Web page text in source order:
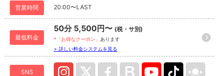
営業時間 20:00〜LAST
最低料金
50分 5,500円〜 (税・サ別)
*「お得なクーポン」 あります
> 詳しい料金システムを見る
SNS